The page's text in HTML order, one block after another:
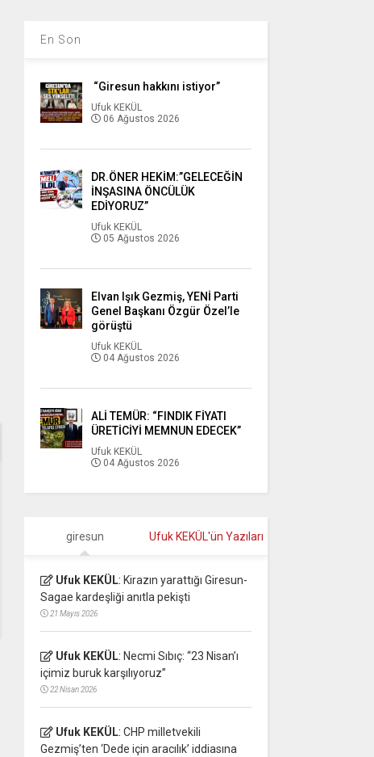
En Son
“Giresun hakkını istiyor”
Ufuk KEKÜL
06 Ağustos 2026
DR.ÖNER HEKİM:”GELECEĞİN
İNŞASINA ÖNCÜLÜK
EDİYORUZ”
Ufuk KEKÜL
05 Ağustos 2026
Elvan Işık Gezmiş, YENİ Parti
Genel Başkanı Özgür Özel’le
görüştü
Ufuk KEKÜL
04 Ağustos 2026
ALİ TEMÜR: “FINDIK FİYATI
ÜRETİCİYİ MEMNUN EDECEK”
Ufuk KEKÜL
04 Ağustos 2026
giresun Ufuk KEKÜL'ün Yazıları
Ufuk KEKÜL: Kirazın yarattığı Giresun-
Sagae kardeşliği anıtla pekişti
21 Mayıs 2026
Ufuk KEKÜL: Necmi Sıbıç: “23 Nisan’ı
içimiz buruk karşılıyoruz”
22 Nisan 2026
Ufuk KEKÜL: CHP milletvekili
Gezmiş’ten ‘Dede için aracılık’ iddiasına